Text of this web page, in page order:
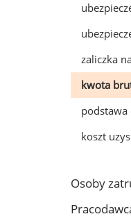
zaliczka
kwota
koszt
Osoby